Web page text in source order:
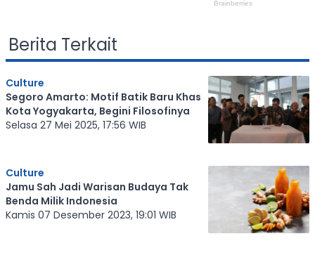
Berita Terkait
Culture
Segoro Amarto: Motif Batik Baru Khas
Kota Yogyakarta, Begini Filosofinya
Selasa 27 Mei 2025, 17:56 WIB
Culture
Jamu Sah Jadi Warisan Budaya Tak
Benda Milik Indonesia
Kamis 07 Desember 2023, 19:01 WIB